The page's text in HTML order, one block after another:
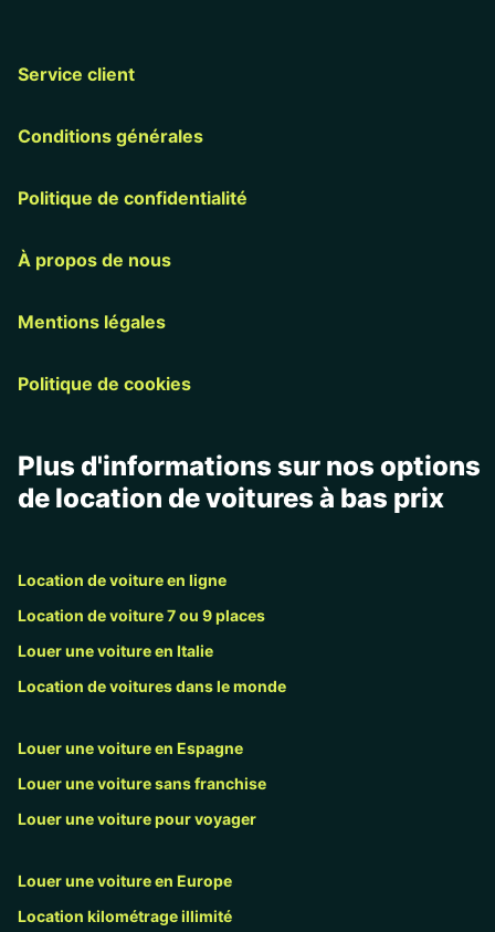
Service client
Conditions générales
Politique de confidentialité
À propos de nous
Mentions légales
Politique de cookies
Plus d'informations sur nos options
de location de voitures à bas prix
Location de voiture en ligne
Location de voiture 7 ou 9 places
Louer une voiture en Italie
Location de voitures dans le monde
Louer une voiture en Espagne
Louer une voiture sans franchise
Louer une voiture pour voyager
Louer une voiture en Europe
Location kilométrage illimité